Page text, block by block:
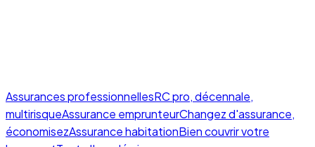
Assurances professionnellesRC pro, décennale,
multirisqueAssurance emprunteurChangez d'assurance,
économisezAssurance habitationBien couvrir votre